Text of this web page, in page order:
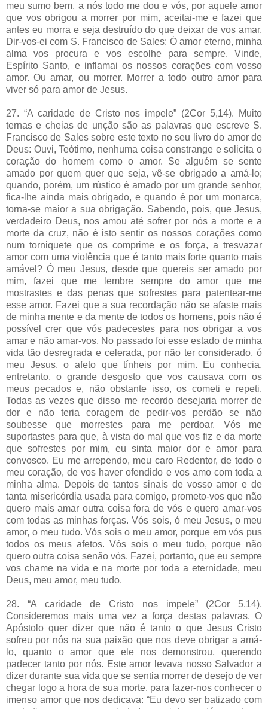
meu sumo bem, a nós todo me dou e vós, por aquele amor
que vos obrigou a morrer por mim, aceitai-me e fazei que
antes eu morra e seja destruído do que deixar de vos amar.
Dir-vos-ei com S. Francisco de Sales: Ó amor eterno, minha
alma vos procura e vos escolhe para sempre. Vinde,
Espírito Santo, e inflamai os nossos corações com vosso
amor. Ou amar, ou morrer. Morrer a todo outro amor para
viver só para amor de Jesus.
27. “A caridade de Cristo nos impele” (2Cor 5,14). Muito
ternas e cheias de unção são as palavras que escreve S.
Francisco de Sales sobre este texto no seu livro do amor de
Deus: Ouvi, Teótimo, nenhuma coisa constrange e solicita o
coração do homem como o amor. Se alguém se sente
amado por quem quer que seja, vê-se obrigado a amá-lo;
quando, porém, um rústico é amado por um grande senhor,
fica-lhe ainda mais obrigado, e quando é por um monarca,
torna-se maior a sua obrigação. Sabendo, pois, que Jesus,
verdadeiro Deus, nos amou até sofrer por nós a morte e a
morte da cruz, não é isto sentir os nossos corações como
num torniquete que os comprime e os força, a tresvazar
amor com uma violência que é tanto mais forte quanto mais
amável? Ó meu Jesus, desde que quereis ser amado por
mim, fazei que me lembre sempre do amor que me
mostrastes e das penas que sofrestes para patentear-me
esse amor. Fazei que a sua recordação não se afaste mais
de minha mente e da mente de todos os homens, pois não é
possível crer que vós padecestes para nos obrigar a vos
amar e não amar-vos. No passado foi esse estado de minha
vida tão desregrada e celerada, por não ter considerado, ó
meu Jesus, o afeto que tínheis por mim. Eu conhecia,
entretanto, o grande desgosto que vos causava com os
meus pecados e, não obstante isso, os cometi e repeti.
Todas as vezes que disso me recordo desejaria morrer de
dor e não teria coragem de pedir-vos perdão se não
soubesse que morrestes para me perdoar. Vós me
suportastes para que, à vista do mal que vos fiz e da morte
que sofrestes por mim, eu sinta maior dor e amor para
convosco. Eu me arrependo, meu caro Redentor, de todo o
meu coração, de vos haver ofendido e vos amo com toda a
minha alma. Depois de tantos sinais de vosso amor e de
tanta misericórdia usada para comigo, prometo-vos que não
quero mais amar outra coisa fora de vós e quero amar-vos
com todas as minhas forças. Vós sois, ó meu Jesus, o meu
amor, o meu tudo. Vós sois o meu amor, porque em vós pus
todos os meus afetos. Vós sois o meu tudo, porque não
quero outra coisa senão vós. Fazei, portanto, que eu sempre
vos chame na vida e na morte por toda a eternidade, meu
Deus, meu amor, meu tudo.
28. “A caridade de Cristo nos impele” (2Cor 5,14).
Consideremos mais uma vez a força destas palavras. O
Apóstolo quer dizer que não é tanto o que Jesus Cristo
sofreu por nós na sua paixão que nos deve obrigar a amá-
lo, quanto o amor que ele nos demonstrou, querendo
padecer tanto por nós. Este amor levava nosso Salvador a
dizer durante sua vida que se sentia morrer de desejo de ver
chegar logo a hora de sua morte, para fazer-nos conhecer o
imenso amor que nos dedicava: “Eu devo ser batizado com